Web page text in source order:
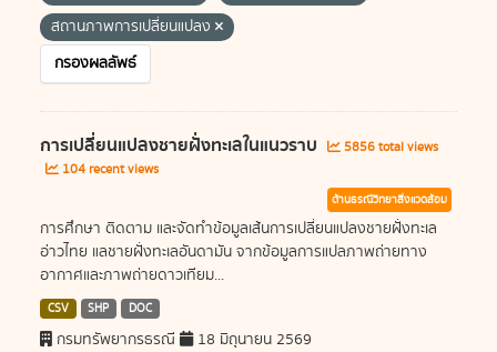
สถานภาพการเปลี่ยนแปลง
กรองผลลัพธ์
การเปลี่ยนแปลงชายฝั่งทะเลในแนวราบ
5856 total views
104 recent views
ด้านธรณีวิทยาสิ่งแวดล้อม
การศึกษา ติดตาม และจัดทำข้อมูลเส้นการเปลี่ยนแปลงชายฝั่งทะเล
อ่าวไทย แลชายฝั่งทะเลอันดามัน จากข้อมูลการแปลภาพถ่ายทาง
อากาศและภาพถ่ายดาวเทียม...
CSV SHP DOC
กรมทรัพยากรธรณี 18 มิถุนายน 2569